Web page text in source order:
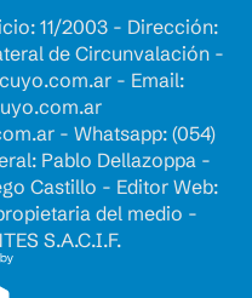
11/2003 - Dirección:
de Circunvalación -
- Email:
- Whatsapp: (054)
Pablo Dellazoppa -
Castillo - Editor Web:
del medio -
S.A.C.I.F.